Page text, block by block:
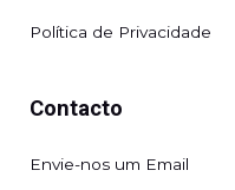
Política de Privacidade
Contacto
Envie-nos um Email